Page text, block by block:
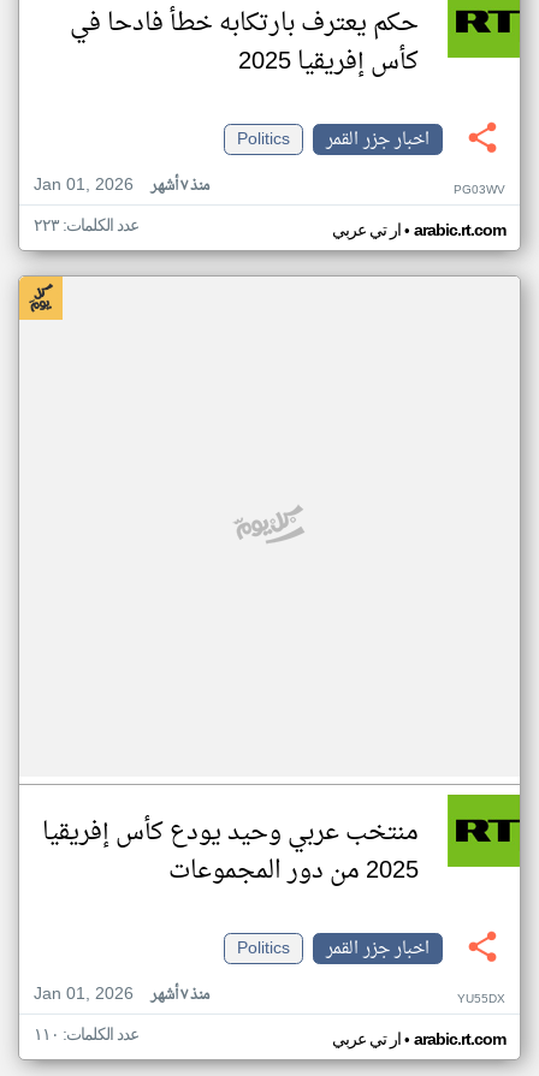
حكم يعترف بارتكابه خطأ فادحا في
كأس إفريقيا 2025
اخبار جزر القمر
Politics
Jan 01, 2026
منذ ٧ أشهر PG03WV
ار تي عربي• arabic.rt.com عدد الكلمات: ٢٢٣
منتخب عربي وحيد يودع كأس إفريقيا
2025 من دور المجموعات
اخبار جزر القمر
Politics
Jan 01, 2026
منذ ٧ أشهر YU55DX
ار تي عربي• arabic.rt.com عدد الكلمات: ١١٠